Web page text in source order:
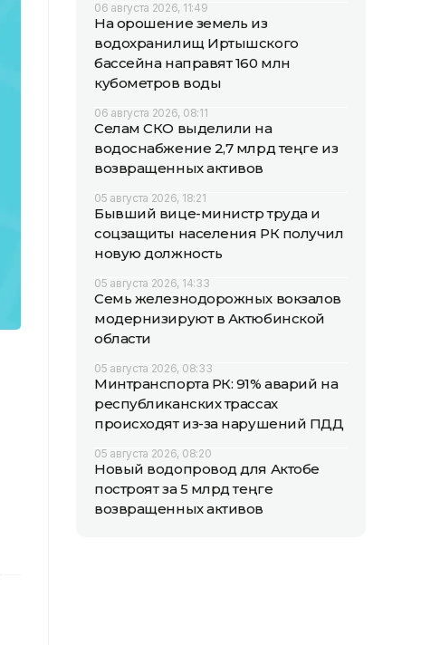
06 августа 2026, 11:49
На орошение земель из
водохранилищ Иртышского
бассейна направят 160 млн
кубометров воды
06 августа 2026, 08:11
Селам СКО выделили на
водоснабжение 2,7 млрд теңге из
возвращенных активов
05 августа 2026, 18:21
Бывший вице-министр труда и
соцзащиты населения РК получил
новую должность
05 августа 2026, 14:33
Семь железнодорожных вокзалов
модернизируют в Актюбинской
области
05 августа 2026, 08:33
Минтранспорта РК: 91% аварий на
республиканских трассах
происходят из-за нарушений ПДД
05 августа 2026, 08:20
Новый водопровод для Актобе
построят за 5 млрд теңге
возвращенных активов